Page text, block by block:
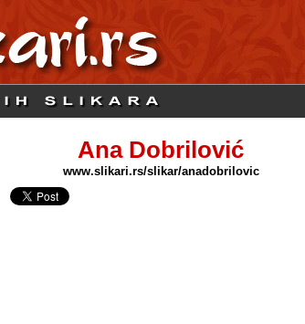
Ana Dobrilović
www.slikari.rs/slikar/anadobrilovic